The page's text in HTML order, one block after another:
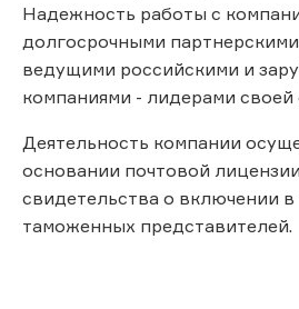
Надежность работы с
долгосрочными
ведущими российскими и
компаниями - лидерами своей
Деятельность компании
основании почтовой
свидетельства о включении в
таможенных представителей.